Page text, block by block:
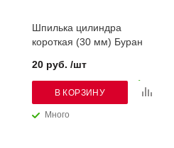
Шпилька цилиндра
короткая (30 мм) Буран
Много
20 руб. /шт
В КОРЗИНУ